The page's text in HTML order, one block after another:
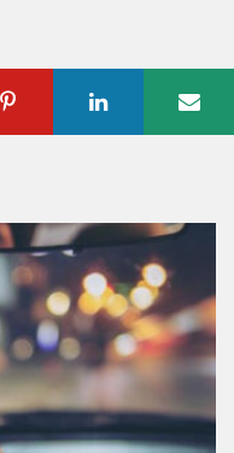
Pinterest Linkedin